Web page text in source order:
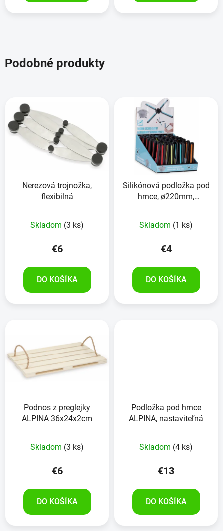
Podobné produkty
Nerezová trojnožka,
flexibilná
Skladom (3 ks)
€6
DO KOŠÍKA
Silikónová podložka pod
hrnce, ø220mm,
Skladom (1 ks)
€4
DO KOŠÍKA
Podnos z preglejky
ALPINA 36x24x2cm
Skladom (3 ks)
€6
DO KOŠÍKA
Podložka pod hrnce
ALPINA, nastaviteľná
Skladom (4 ks)
€13
DO KOŠÍKA